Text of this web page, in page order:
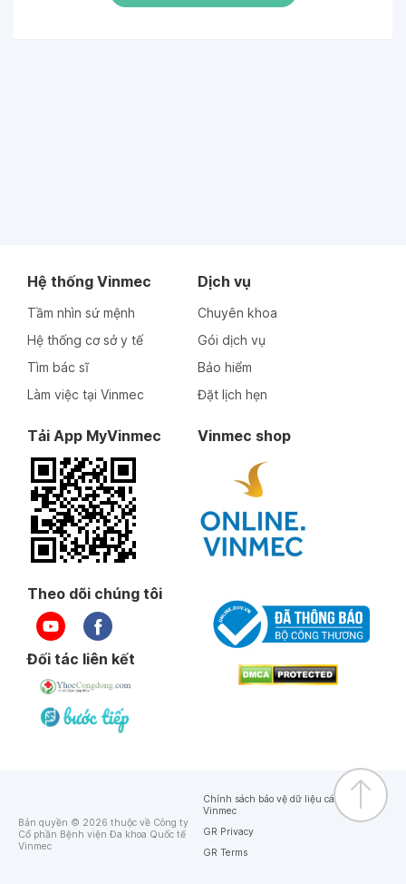
Hệ thống Vinmec
Tầm nhìn sứ mệnh
Hệ thống cơ sở y tế
Tìm bác sĩ
Làm việc tại Vinmec
Dịch vụ
Chuyên khoa
Gói dịch vụ
Bảo hiểm
Đặt lịch hẹn
Tải App MyVinmec Vinmec shop
Theo dõi chúng tôi
Đối tác liên kết
Bản quyền © 2026 thuộc về Công ty
Cổ phần Bệnh viện Đa khoa Quốc tế
Vinmec
Chính sách bảo vệ dữ liệu cá nhân của
Vinmec
GR Privacy
GR Terms